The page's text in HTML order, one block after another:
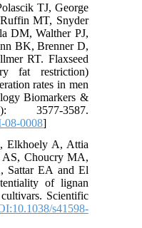
Polascik TJ, George
Ruffin MT, Snyder
DM, Walther PJ,
BK, Brenner D,
RT. Flaxseed
fat restriction)
rates in men
Biomarkers &
3577-3587.
08-0008
Elkhoely A, Attia
AS, Choucry MA,
Sattar EA and El
of lignan
cultivars. Scientific
[DOI:10.1038/s41598-